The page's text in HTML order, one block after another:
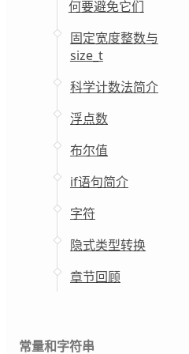
何要避免它们
固定宽度整数与
size_t
科学计数法简介
浮点数
布尔值
if语句简介
字符
隐式类型转换
章节回顾
常量和字符串